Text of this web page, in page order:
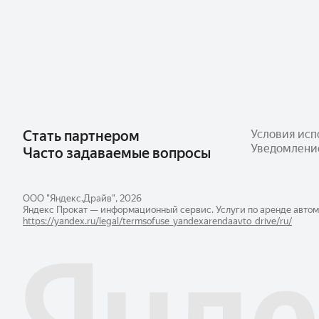
Стать партнером
Часто задаваемые вопросы
Условия
ООО "Яндекс.Драйв", 2026
Яндекс Прокат — информационный сервис. Услуги по аренде
https://yandex.ru/legal/​termsofuse_yandexarendaavto_drive/ru/